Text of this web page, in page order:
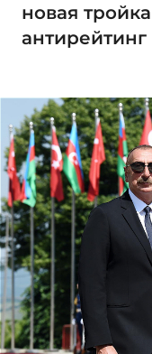
новая